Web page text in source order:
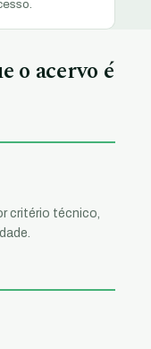
o acervo é
critério técnico,